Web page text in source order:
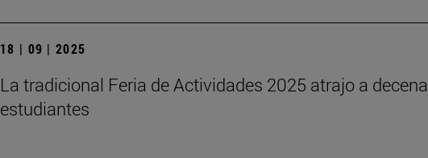
18 | 09 | 2025
La tradicional Feria de Actividades 2025 atrajo a
estudiantes